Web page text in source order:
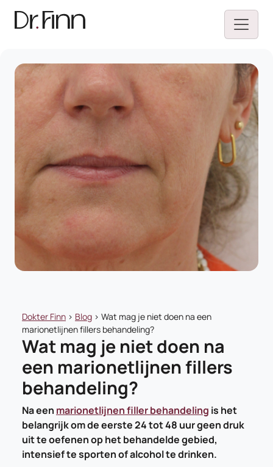
Dokter Finn > Blog > Wat mag je niet doen na een
marionetlijnen fillers behandeling?
Wat mag je niet doen na
een marionetlijnen fillers
behandeling?
Na een marionetlijnen filler behandeling is het
belangrijk om de eerste 24 tot 48 uur geen druk
uit te oefenen op het behandelde gebied,
intensief te sporten of alcohol te drinken.